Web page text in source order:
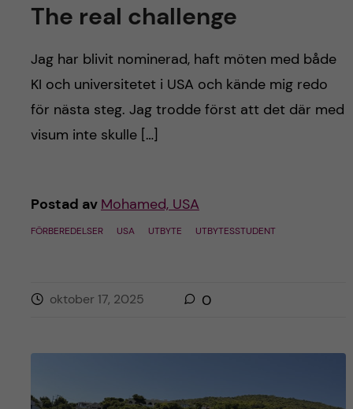
The real challenge
Jag har blivit nominerad, haft möten med både
KI och universitetet i USA och kände mig redo
för nästa steg. Jag trodde först att det där med
visum inte skulle […]
Postad av Mohamed, USA
FÖRBEREDELSER USA UTBYTE UTBYTESSTUDENT
oktober 17, 2025 0